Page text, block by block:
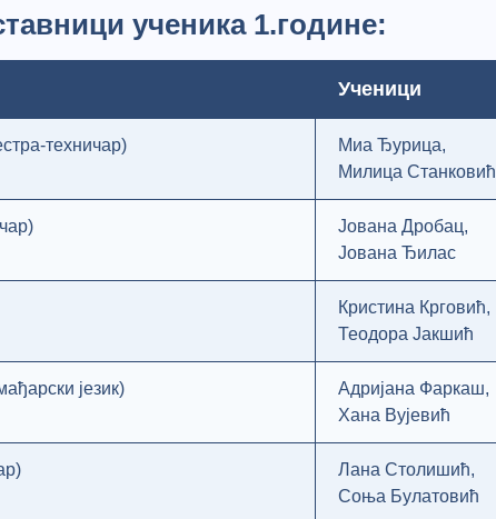
ученика 1.године:
Ученици
техничар)
Миа Ђурица,
Милица Станковић
Јована Дробац,
Јована Ђилас
Кристина Крговић,
Теодора Јакшић
језик)
Адријана Фаркаш,
Хана Вујевић
Лана Столишић,
Соња Булатовић